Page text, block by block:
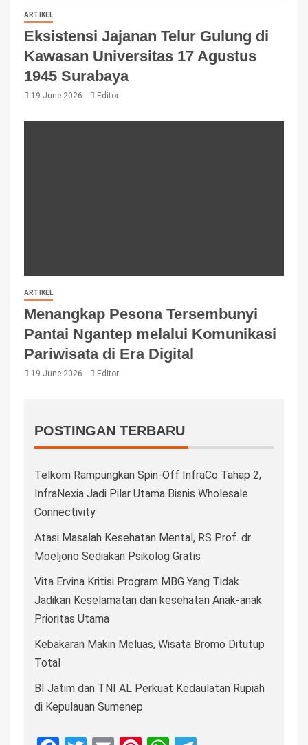
ARTIKEL
Eksistensi Jajanan Telur Gulung di
Kawasan Universitas 17 Agustus
1945 Surabaya
19 June 2026 Editor
ARTIKEL
Menangkap Pesona Tersembunyi
Pantai Ngantep melalui Komunikasi
Pariwisata di Era Digital
19 June 2026 Editor
POSTINGAN TERBARU
Telkom Rampungkan Spin-Off InfraCo Tahap 2,
InfraNexia Jadi Pilar Utama Bisnis Wholesale
Connectivity
Atasi Masalah Kesehatan Mental, RS Prof. dr.
Moeljono Sediakan Psikolog Gratis
Vita Ervina Kritisi Program MBG Yang Tidak
Jadikan Keselamatan dan kesehatan Anak-anak
Prioritas Utama
Kebakaran Makin Meluas, Wisata Bromo Ditutup
Total
BI Jatim dan TNI AL Perkuat Kedaulatan Rupiah
di Kepulauan Sumenep